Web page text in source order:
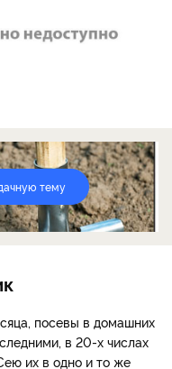
тему
посевы в домашних
в 20-х числах
их в одно и то же